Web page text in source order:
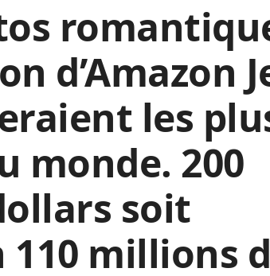
d’Amazon
les
monde. 200
soit
millions